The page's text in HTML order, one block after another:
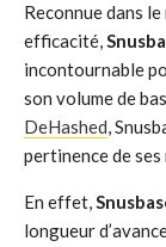
Reconnue dans
efficacité,
incontournable
son volume de
DeHashed,
pertinence de
En effet,
longueur